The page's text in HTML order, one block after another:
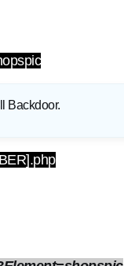
Backdoor.